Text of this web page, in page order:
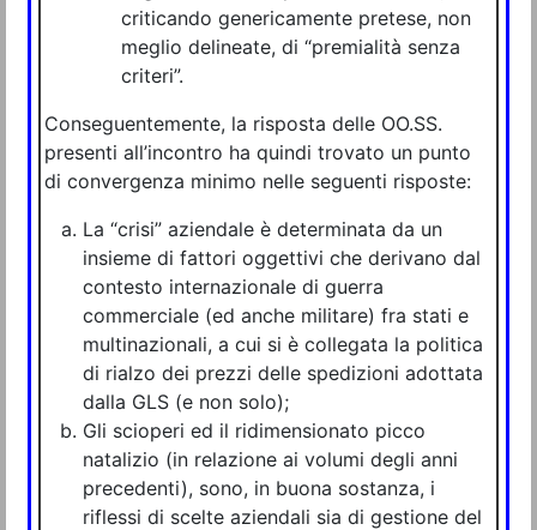
criticando genericamente pretese, non
meglio delineate, di “premialità senza
criteri”.
Conseguentemente, la risposta delle OO.SS.
presenti all’incontro ha quindi trovato un punto
di convergenza minimo nelle seguenti risposte:
La “crisi” aziendale è determinata da un
insieme di fattori oggettivi che derivano dal
contesto internazionale di guerra
commerciale (ed anche militare) fra stati e
multinazionali, a cui si è collegata la politica
di rialzo dei prezzi delle spedizioni adottata
dalla GLS (e non solo);
Gli scioperi ed il ridimensionato picco
natalizio (in relazione ai volumi degli anni
precedenti), sono, in buona sostanza, i
riflessi di scelte aziendali sia di gestione del